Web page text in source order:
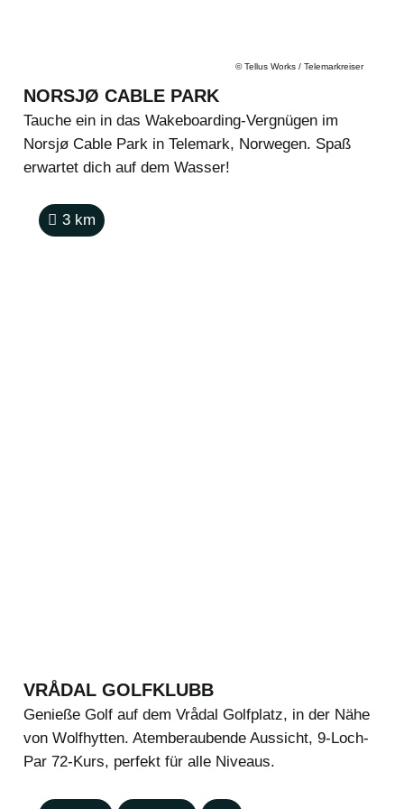
©Tellus Works / Telemarkreiser
NORSJØ CABLE PARK
Tauche ein in das Wakeboarding-Vergnügen im
Norsjø Cable Park in Telemark, Norwegen. Spaß
erwartet dich auf dem Wasser!
3 km
VRÅDAL GOLFKLUBB
Genieße Golf auf dem Vrådal Golfplatz, in der Nähe
von Wolfhytten. Atemberaubende Aussicht, 9-Loch-
Par 72-Kurs, perfekt für alle Niveaus.